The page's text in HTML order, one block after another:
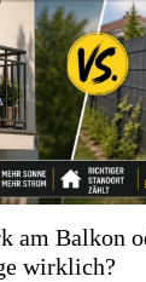
am Balkon
wirklich?